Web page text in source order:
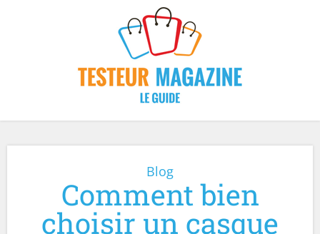
Blog
Comment bien
choisir un casque